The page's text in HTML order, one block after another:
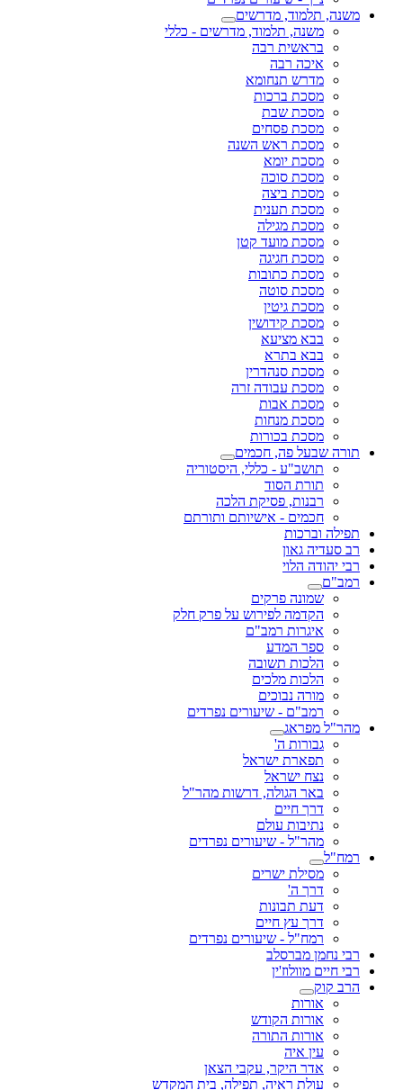
משנה, תלמוד, מדרשים
משנה, תלמוד, מדרשים - כללי
בראשית רבה
איכה רבה
מדרש תנחומא
מסכת ברכות
מסכת שבת
מסכת פסחים
מסכת ראש השנה
מסכת יומא
מסכת סוכה
מסכת ביצה
מסכת תענית
מסכת מגילה
מסכת מועד קטן
מסכת חגיגה
מסכת כתובות
מסכת סוטה
מסכת גיטין
מסכת קידושין
בבא מציעא
בבא בתרא
מסכת סנהדרין
מסכת עבודה זרה
מסכת אבות
מסכת מנחות
מסכת בכורות
תורה שבעל פה, חכמים
תושב"ע - כללי, היסטוריה
תורת הסוד
רבנות, פסיקת הלכה
חכמים - אישיותם ותורתם
תפילה וברכות
רב סעדיה גאון
רבי יהודה הלוי
רמב"ם
שמונה פרקים
הקדמה לפירוש על פרק חלק
איגרות רמב"ם
ספר המדע
הלכות תשובה
הלכות מלכים
מורה נבוכים
רמב"ם - שיעורים נפרדים
מהר"ל מפראג
גבורות ה'
תפארת ישראל
נצח ישראל
באר הגולה, דרשות מהר"ל
דרך חיים
נתיבות עולם
מהר"ל - שיעורים נפרדים
רמח"ל
מסילת ישרים
דרך ה'
דעת תבונות
דרך עץ חיים
רמח"ל - שיעורים נפרדים
רבי נחמן מברסלב
רבי חיים מוולוז'ין
הרב קוק
אורות
אורות הקודש
אורות התורה
עין איה
אדר היקר, עקבי הצאן
עולת ראיה, תפילה, בית המקדש